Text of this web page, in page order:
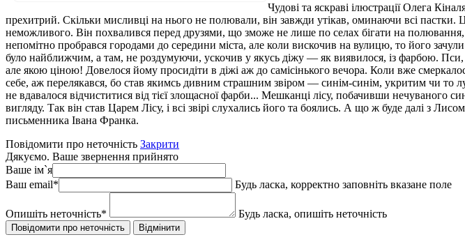
Чудові та яскраві ілюстрації Олега
прехитрий. Скільки мисливці на нього не полювали, він завжди утікав, оминаючи всі
неможливого. Він похвалився перед друзями, що зможе не лише по селах бігати на
непомітно пробрався городами до середини міста, але коли вискочив на вулицю, то його
було найближчим, а там, не роздумуючи, ускочив у якусь діжу — як виявилося, із фарбою.
але якою ціною! Довелося йому просидіти в діжі аж до самісінького вечора. Коли вже
себе, аж перелякався, бо став якимсь дивним страшним звіром — синім-синім, укритим чи
не вдавалося відчиститися від тієї злощасної фарби... Мешканці лісу, побачивши нечуваного
вигляду. Так він став Царем Лісу, і всі звірі слухались його та боялись. А що ж буде далі з
письменника Івана Франка.
Повідомити про неточність Закрити
Дякуємо. Ваше звернення прийнято
Ваше ім`я
Ваш email* Будь ласка, корректно заповніть вказане поле
Опишіть неточність* Будь ласка, опишіть неточність